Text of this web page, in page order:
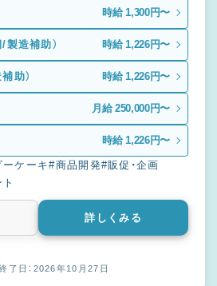
時給 1,300円〜
製造補助） 時給 1,226円〜
助） 時給 1,226円〜
月給 250,000円〜
時給 1,226円〜
ーケーキ#商品開発#販促・企画
詳しくみる
了日：2026年10月27日